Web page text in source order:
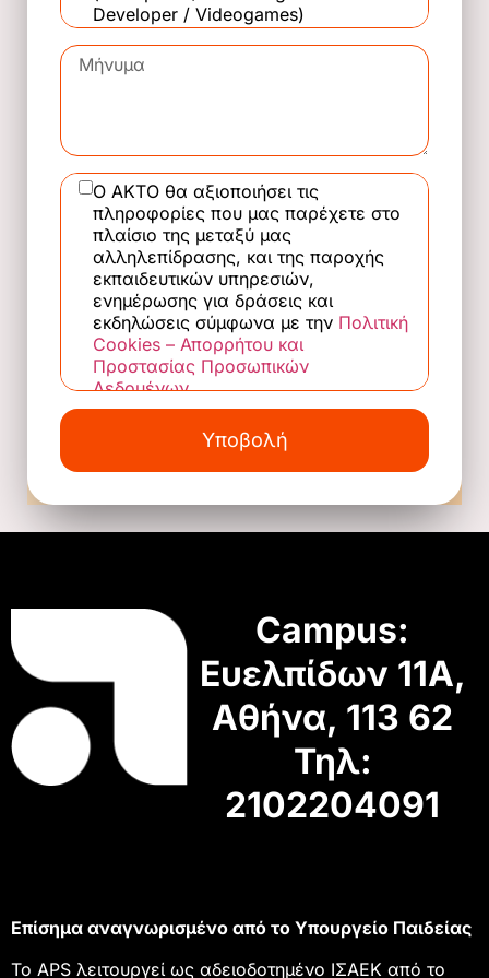
Developer / Videogames)
Τέχνη της Φωτογραφίας
Εσωτερική Αρχιτεκτονική, Διακόσμηση
Υποδήματος -Σχεδιαστής Μόδας
Στέλεχος Διοίκησης και Οικονομίας
Στέλεχος Διοίκησης & Οικονομίας
στον τομέα της Ναυτιλίας
Στέλεχος Εμπορίας, Διαφήμισης και
Προώθησης Προϊόντων (Marketing)
Στέλεχος Μηχανογραφημένου
Λογιστηρίου - Φοροτεχνικού
γραφείου
Τεχνικός λογισμικού Η/Υ
Βοηθός Παιδαγωγών Πρώιμης
Ο ΑΚΤΟ θα αξιοποιήσει τις
πληροφορίες που μας παρέχετε στο
πλαίσιο της μεταξύ μας
αλληλεπίδρασης, και της παροχής
εκπαιδευτικών υπηρεσιών,
ενημέρωσης για δράσεις και
εκδηλώσεις σύμφωνα με την Πολιτική
Cookies – Απορρήτου και
Προστασίας Προσωπικών
Δεδομένων.
Υποβολή
Campus:
Ευελπίδων 11Α,
Αθήνα, 113 62
Τηλ:
2102204091
Επίσημα αναγνωρισμένο από το Υπουργείο Παιδείας
Το APS λειτουργεί ως αδειοδοτημένο ΙΣΑΕΚ από το